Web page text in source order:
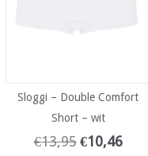
Sloggi – Double Comfort
Short – wit
€13,95 €10,46